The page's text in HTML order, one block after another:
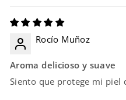
Rocío Muñoz
Aroma delicioso y suave
Siento que protege mi piel